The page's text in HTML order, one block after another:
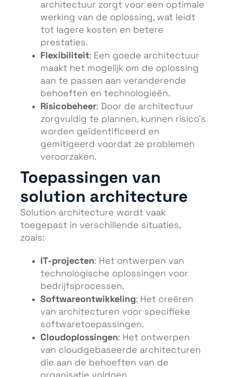
architectuur zorgt voor een optimale
werking van de oplossing, wat leidt
tot lagere kosten en betere
prestaties.
Flexibiliteit: Een goede architectuur
maakt het mogelijk om de oplossing
aan te passen aan veranderende
behoeften en technologieën.
Risicobeheer: Door de architectuur
zorgvuldig te plannen, kunnen risico’s
worden geïdentificeerd en
gemitigeerd voordat ze problemen
veroorzaken.
Toepassingen van
solution architecture
Solution architecture wordt vaak
toegepast in verschillende situaties,
zoals:
IT-projecten: Het ontwerpen van
technologische oplossingen voor
bedrijfsprocessen.
Softwareontwikkeling: Het creëren
van architecturen voor specifieke
softwaretoepassingen.
Cloudoplossingen: Het ontwerpen
van cloudgebaseerde architecturen
die aan de behoeften van de